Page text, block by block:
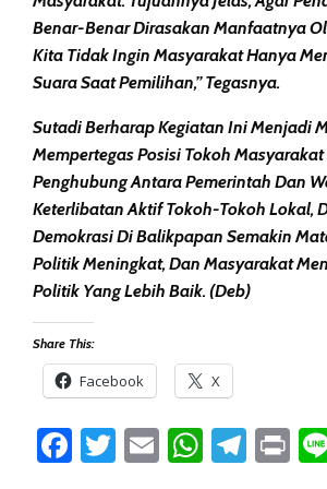
Benar-Benar Dirasakan Manfaatnya
Kita Tidak Ingin Masyarakat Hanya
Suara Saat Pemilihan,” Tegasnya.
Sutadi Berharap Kegiatan Ini Menjadi
Mempertegas Posisi Tokoh
Penghubung Antara Pemerintah Dan
Keterlibatan Aktif Tokoh-Tokoh Lokal,
Demokrasi Di Balikpapan Semakin
Politik Meningkat, Dan Masyarakat
Politik Yang Lebih Baik. (deb)
Share This:
Facebook X
Facebook
Twitter
Email